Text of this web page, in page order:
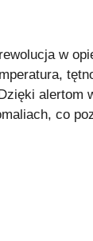
w
co